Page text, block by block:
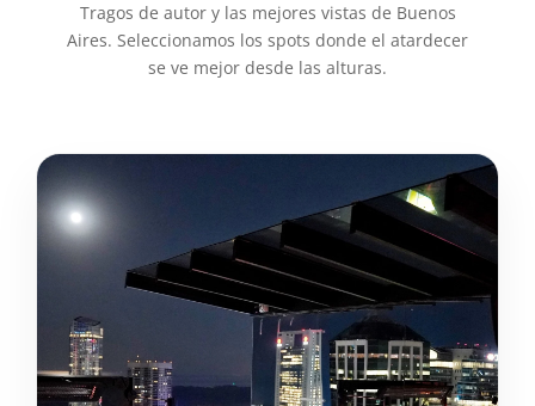
Tragos de autor y las mejores vistas de Buenos
Aires. Seleccionamos los spots donde el atardecer
se ve mejor desde las alturas.